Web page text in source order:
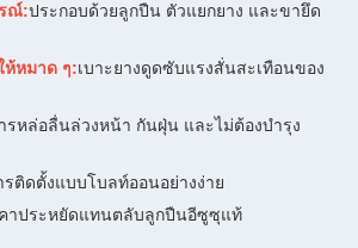
ณ์:ประกอบด้วยลูกปืน ตัวแยกยาง และขายึด
ห้หมาด ๆ:เบาะยางดูดซับแรงสั่นสะเทือนของ
รหล่อลื่นล่วงหน้า กันฝุ่น และไม่ต้องบำรุง
รติดตั้งแบบโบลท์ออนอย่างง่าย
คาประหยัดแทนตลับลูกปืนอีซูซุแท้